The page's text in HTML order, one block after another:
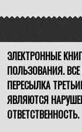
ЭЛЕКТРОННЫЕ
ПОЛЬЗОВАНИЯ.
ПЕРЕСЫЛКА
ЯВЛЯЮТСЯ
ОТВЕТСТВЕННОСТЬ.